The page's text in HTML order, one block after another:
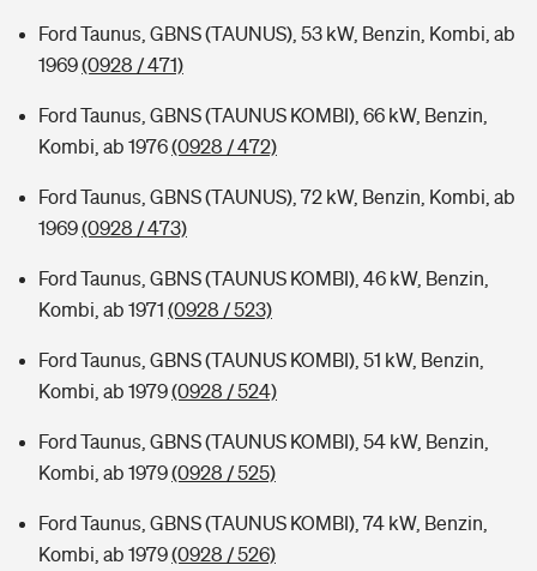
Ford Taunus, GBNS (TAUNUS), 53 kW, Benzin, Kombi, ab
1969(0928 / 471)
Ford Taunus, GBNS (TAUNUS KOMBI), 66 kW, Benzin,
Kombi, ab 1976(0928 / 472)
Ford Taunus, GBNS (TAUNUS), 72 kW, Benzin, Kombi, ab
1969(0928 / 473)
Ford Taunus, GBNS (TAUNUS KOMBI), 46 kW, Benzin,
Kombi, ab 1971 (0928 / 523)
Ford Taunus, GBNS (TAUNUS KOMBI), 51 kW, Benzin,
Kombi, ab 1979(0928 / 524)
Ford Taunus, GBNS (TAUNUS KOMBI), 54 kW, Benzin,
Kombi, ab 1979(0928 / 525)
Ford Taunus, GBNS (TAUNUS KOMBI), 74 kW, Benzin,
Kombi, ab 1979(0928 / 526)